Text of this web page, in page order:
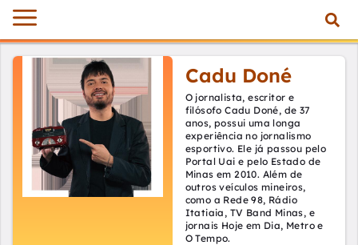
Cadu Doné
O jornalista, escritor e
filósofo Cadu Doné, de 37
anos, possui uma longa
experiência no jornalismo
esportivo. Ele já passou pelo
Portal Uai e pelo Estado de
Minas em 2010. Além de
outros veículos mineiros,
como a Rede 98, Rádio
Itatiaia, TV Band Minas, e
jornais Hoje em Dia, Metro e
O Tempo.